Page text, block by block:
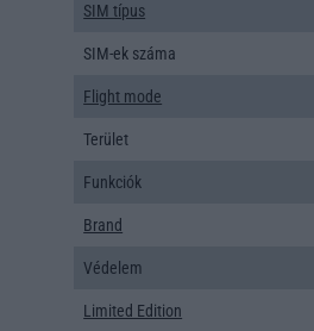
SIM típus
SIM-ek száma
Flight mode
Terület
Funkciók
Brand
Védelem
Limited Edition